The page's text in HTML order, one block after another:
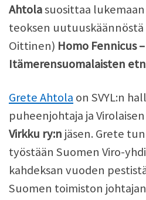
Ahtolasuosittaa lukemaan
teoksen uutuuskäännöstä
Oittinen) Homo Fennicus –
Itämerensuomalaisten
Grete Ahtola on SVYL:n
puheenjohtaja ja
Virkku ry:n jäsen. Grete
työstään Suomen Viro-
kahdeksan vuoden
Suomen toimiston